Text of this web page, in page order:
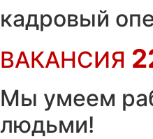
ккадровый
ВАКАНСИЯ
Мы умеем
людьми!